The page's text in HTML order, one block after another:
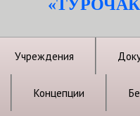
Учреждения
Концепции